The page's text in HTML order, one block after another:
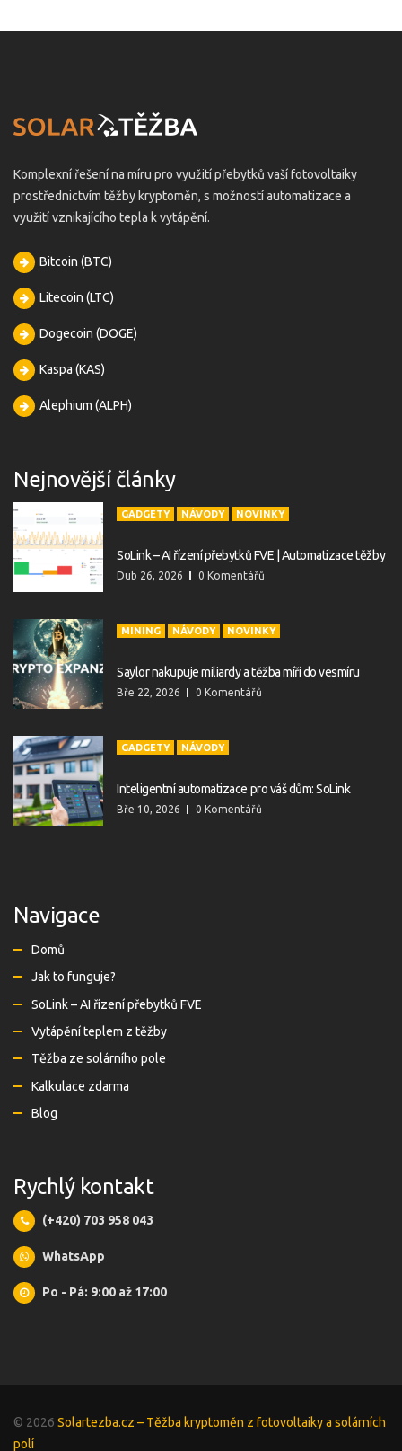
Komplexní řešení na míru pro využití přebytků vaší fotovoltaiky
prostřednictvím těžby kryptoměn, s možností automatizace a
využití vznikajícího tepla k vytápění.
Bitcoin (BTC)
Litecoin (LTC)
Dogecoin (DOGE)
Kaspa (KAS)
Alephium (ALPH)
Nejnovější články
GADGETY NÁVODY NOVINKY
SoLink – AI řízení přebytků FVE | Automatizace těžby
Dub 26, 2026 0 Komentářů
MINING NÁVODY NOVINKY
Saylor nakupuje miliardy a těžba míří do vesmíru
Bře 22, 2026 0 Komentářů
GADGETY NÁVODY
Inteligentní automatizace pro váš dům: SoLink
Bře 10, 2026 0 Komentářů
Navigace
Domů
Jak to funguje?
SoLink – AI řízení přebytků FVE
Vytápění teplem z těžby
Těžba ze solárního pole
Kalkulace zdarma
Blog
Rychlý kontakt
(+420) 703 958 043
WhatsApp
Po - Pá: 9:00 až 17:00
© 2026 Solartezba.cz – Těžba kryptoměn z fotovoltaiky a solárních
polí